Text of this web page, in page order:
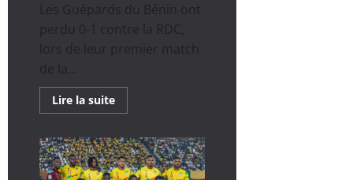
Les Guépards du Bénin ont
perdu 0-1 contre la RDC,
lors de leur premier match
de la...
Lire la suiteEn
savoir
CAN
2025
:
Le